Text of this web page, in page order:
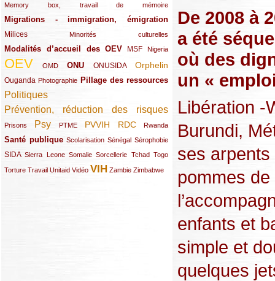
Memory box, travail de mémoire
(11/289)
Migrations - immigration, émigration
(67/289)
Milices
(34/289) Minorités culturelles
(15/289)
Modalités d’accueil des OEV
(58/289) MSF
(54/289) Nigeria
(27/289)
OEV
(269/289) OMD
(26/289) ONU
(58/289) ONUSIDA
(44/289) Orphelin
(112/289)
Ouganda
(29/289) Photographie
(27/289) Pillage des ressources
(77/289)
Politiques
(120/289)
Prévention, réduction des risques
(131/289)
Prisons
(22/289) Psy
(119/289) PTME
(12/289) PVVIH
(111/289) RDC
(104/289) Rwanda
(23/289)
Santé publique
(59/289) Scolarisation
(9/289) Sénégal
(13/289) Sérophobie
(19/289)
SIDA
(29/289)Sierra Leone
(13/289) Somalie
(12/289) Sorcellerie
(19/289) Tchad
(10/289) Togo
(15/289)
Torture
(17/289)Travail
(21/289) Unitaid
(26/289) Vidéo
(23/289) VIH
(154/289) Zambie
(12/289) Zimbabwe
(21/289)
De 2008 à
a été
où des
un «
Libération -
Burundi,
ses
pommes
enfants et
simple et
quelques